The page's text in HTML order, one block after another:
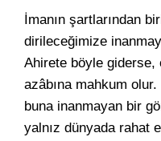
İmanın şartlarından
dirileceğimize
Ahirete böyle giderse,
azâbına mahkum
buna inanmayan bir
yalnız dünyada rahat